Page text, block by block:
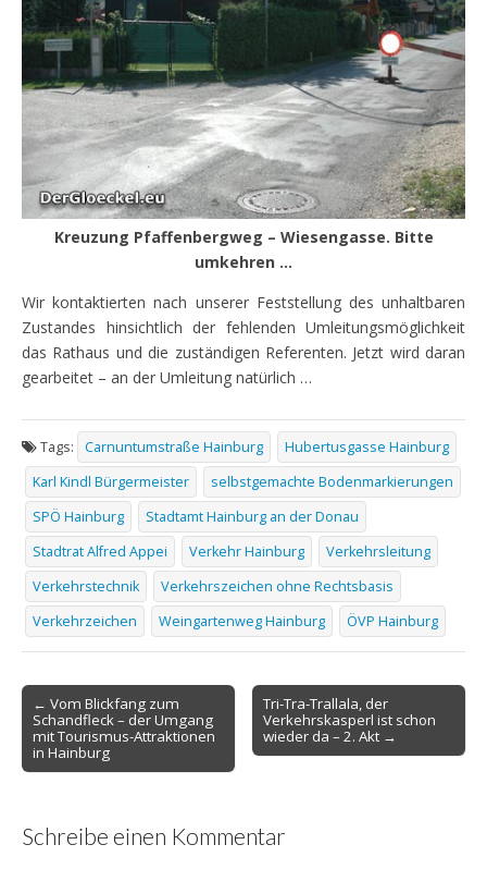
Kreuzung Pfaffenbergweg – Wiesengasse. Bitte
umkehren …
Wir kontaktierten nach unserer Feststellung des unhaltbaren
Zustandes hinsichtlich der fehlenden Umleitungsmöglichkeit
das Rathaus und die zuständigen Referenten. Jetzt wird daran
gearbeitet – an der Umleitung natürlich …
Tags: Carnuntumstraße Hainburg
Hubertusgasse Hainburg
Karl Kindl Bürgermeister
selbstgemachte Bodenmarkierungen
SPÖ Hainburg
Stadtamt Hainburg an der Donau
Stadtrat Alfred Appei
Verkehr Hainburg
Verkehrsleitung
Verkehrstechnik
Verkehrszeichen ohne Rechtsbasis
Verkehrzeichen
Weingartenweg Hainburg ÖVP Hainburg
Post
navigation
← Vom Blickfang zum
Schandfleck – der Umgang
mit Tourismus-Attraktionen
in Hainburg
Tri-Tra-Trallala, der
Verkehrskasperl ist schon
wieder da – 2. Akt →
Schreibe einen Kommentar